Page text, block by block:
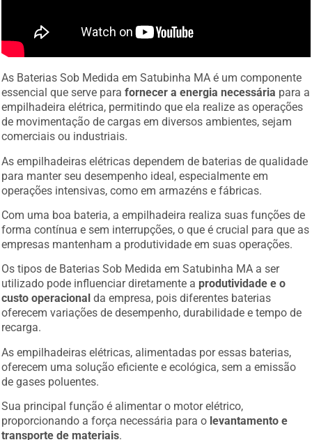
As Baterias Sob Medida em Satubinha MA é um componente
essencial que serve parafornecer a energia necessária para a
empilhadeira elétrica, permitindo que ela realize as operações
de movimentação de cargas em diversos ambientes, sejam
comerciais ou industriais.
As empilhadeiras elétricas dependem de baterias de qualidade
para manter seu desempenho ideal, especialmente em
operações intensivas, como em armazéns e fábricas.
Com uma boa bateria, a empilhadeira realiza suas funções de
forma contínua e sem interrupções, o que é crucial para que as
empresas mantenham a produtividade em suas operações.
Os tipos de Baterias Sob Medida em Satubinha MA a ser
utilizado pode influenciar diretamente a produtividade e o
custo operacional da empresa, pois diferentes baterias
oferecem variações de desempenho, durabilidade e tempo de
recarga.
As empilhadeiras elétricas, alimentadas por essas baterias,
oferecem uma solução eficiente e ecológica, sem a emissão
de gases poluentes.
Sua principal função é alimentar o motor elétrico,
proporcionando a força necessária para o levantamento e
transporte de materiais